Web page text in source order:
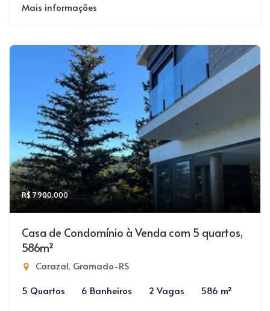
Mais informações
R$ 7.900.000
Casa de Condomínio à Venda com 5 quartos,
586m²
Carazal, Gramado-RS
5 Quartos
6 Banheiros 2 Vagas 586 m²